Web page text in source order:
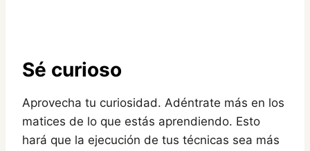
Sé curioso
Aprovecha tu curiosidad. Adéntrate más en los
matices de lo que estás aprendiendo. Esto
hará que la ejecución de tus técnicas sea más